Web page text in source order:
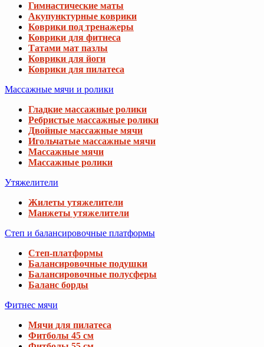
Гимнастические маты
Акупунктурные коврики
Коврики под тренажеры
Коврики для фитнеса
Татами мат пазлы
Коврики для йоги
Коврики для пилатеса
Массажные мячи и ролики
Гладкие массажные ролики
Ребристые массажные ролики
Двойные массажные мячи
Игольчатые массажные мячи
Массажные мячи
Массажные ролики
Утяжелители
Жилеты утяжелители
Манжеты утяжелители
Степ и балансировочные платформы
Степ-платформы
Балансировочные подушки
Балансировочные полусферы
Баланс борды
Фитнес мячи
Мячи для пилатеса
Фитболы 45 см